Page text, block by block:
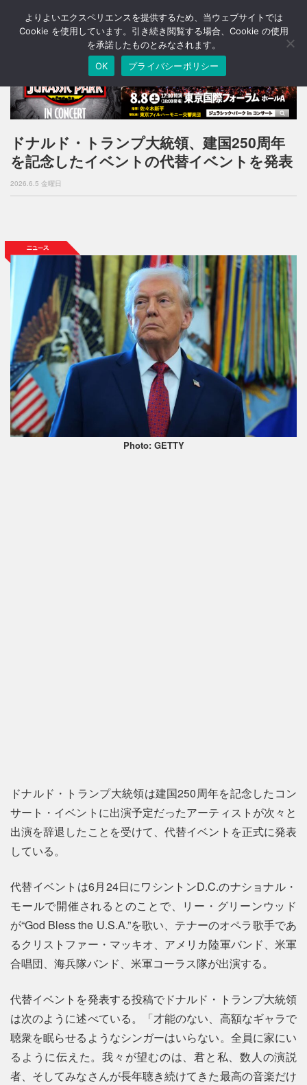
T
o
n
a
v
i
g
a
o
ドナルド・トランプ大統領、建国250周年
を記念したイベントの代替イベントを発表
2026.6.5 金曜日
Photo: GETTY
ドナルド・トランプ大統領は建国250周年を記念したコン
サート・イベントに出演予定だったアーティストが次々と
出演を辞退したことを受けて、代替イベントを正式に発表
している。
代替イベントは6月24日にワシントンD.C.のナショナル・
モールで開催されるとのことで、リー・グリーンウッド
が“God Bless the U.S.A.”を歌い、テナーのオペラ歌手であ
るクリストファー・マッキオ、アメリカ陸軍バンド、米軍
合唱団、海兵隊バンド、米軍コーラス隊が出演する。
代替イベントを発表する投稿でドナルド・トランプ大統領
は次のように述べている。「才能のない、高額なギャラで
聴衆を眠らせるようなシンガーはいらない。全員に家にい
るように伝えた。我々が望むのは、君と私、数人の演説
者、そしてみなさんが長年聴き続けてきた最高の音楽だけ
よりよいエクスペリエンスを提供するため、当ウェブサイトでは
Cookie を使用しています。引き続き閲覧する場合、Cookie の使用
を承諾したものとみなされます。
OK
プライバシーポリシー